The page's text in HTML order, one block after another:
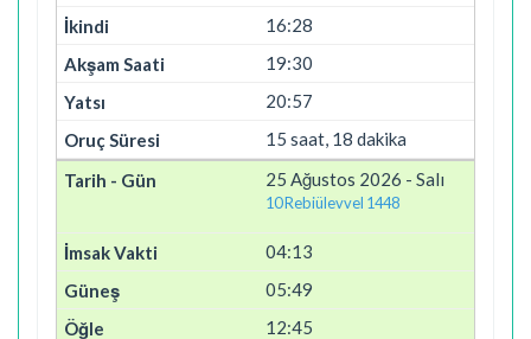
16:28
19:30
20:57
15 saat, 18 dakika
25 Ağustos 2026 - Salı
10 Rebiülevvel 1448
04:13
05:49
12:45